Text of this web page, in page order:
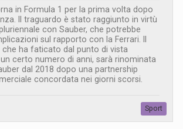
in Formula 1 per la prima volta dopo
Il traguardo è stato raggiunto in virtù
con Sauber, che potrebbe
sul rapporto con la Ferrari. Il
ha faticato dal punto di vista
certo numero di anni, sarà rinominata
dal 2018 dopo una partnership
concordata nei giorni scorsi.
Sport